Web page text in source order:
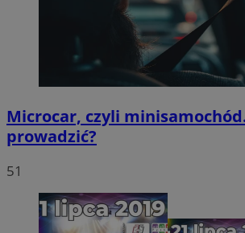
Microcar, czyli
prowadzić?
51